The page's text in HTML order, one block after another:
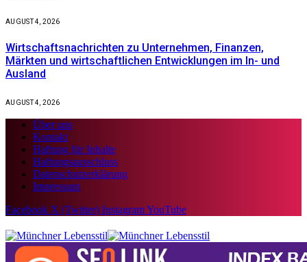
AUGUST 4, 2026
Wirtschaftsnachrichten zu Unternehmen, Finanzen,
Märkten und wirtschaftlichen Entwicklungen im In- und
Ausland
AUGUST 4, 2026
Über uns
Kontakt
Haftung für Inhalte
Haftungsausschluss
Datenschutzerklärung
Impressum
Facebook X (Twitter) InstagramYouTube